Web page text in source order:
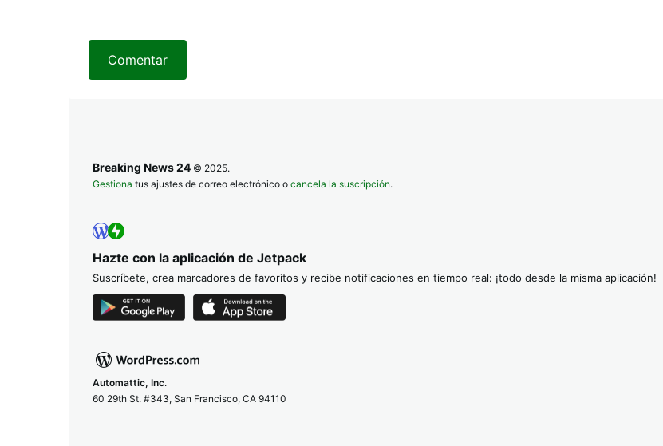
Comentar
Breaking News 24 © 2025.
Gestiona tus ajustes de correo electrónico o cancela la suscripción.
Hazte con la aplicación de Jetpack
Suscríbete, crea marcadores de favoritos y recibe notificaciones en tiempo real: ¡todo desde la misma aplicación!
Automattic, Inc.
60 29th St. #343, San Francisco, CA 94110